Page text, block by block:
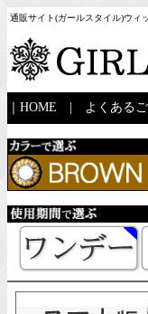
通販サイト(ガールスタイル)ウィ
HOME よくある